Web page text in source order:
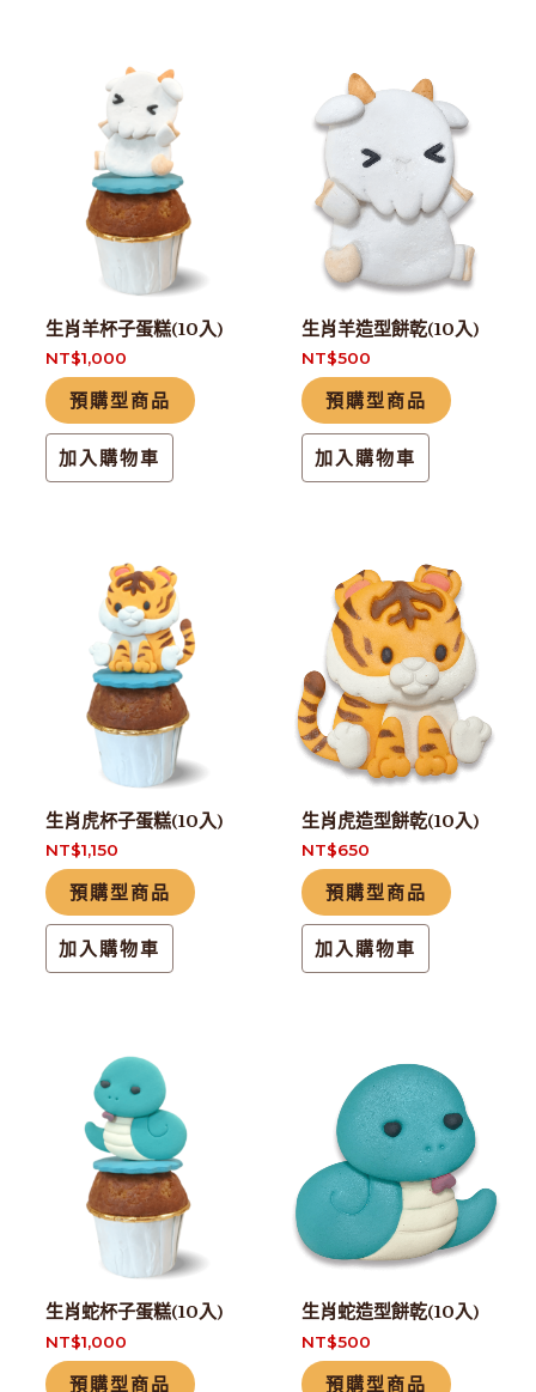
生肖羊杯子蛋糕(10入)
NT$1,000
預購型商品
加入購物車
生肖羊造型餅乾(10入)
NT$500
預購型商品
加入購物車
生肖虎杯子蛋糕(10入)
NT$1,150
預購型商品
加入購物車
生肖虎造型餅乾(10入)
NT$650
預購型商品
加入購物車
生肖蛇杯子蛋糕(10入)
NT$1,000
預購型商品
生肖蛇造型餅乾(10入)
NT$500
預購型商品